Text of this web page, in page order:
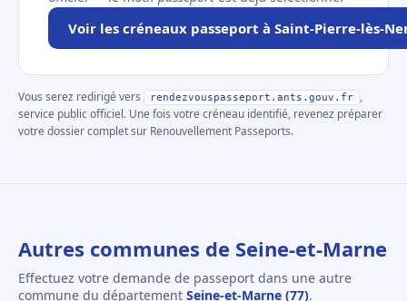
Voir les créneaux passeport à Saint-Pierre-lès-
Vous serez redirigé vers rendezvouspasseport.ants.gouv.fr
,
service public officiel. Une fois votre créneau identifié, revenez préparer
votre dossier complet sur Renouvellement Passeports.
Autres communes de Seine-et-Marne
Effectuez votre demande de passeport dans une autre
commune du département Seine-et-Marne (77).